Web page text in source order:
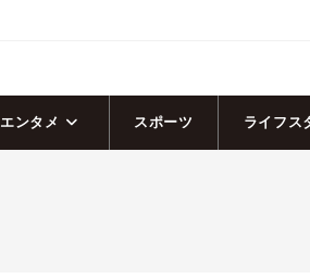
エンタメ スポーツ ライフス